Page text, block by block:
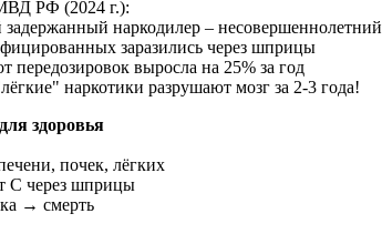
РФ (2024 г.):
наркодилер – несовершеннолетний
заразились через шприцы
передозировок выросла на 25% за год
наркотики разрушают мозг за 2-3 года!
здоровья
почек, лёгких
С через шприцы
→ смерть